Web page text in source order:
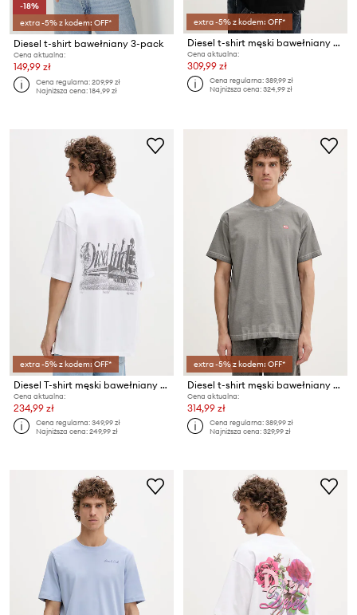
-18%
extra -5% z kodem: OFF*
Diesel t-shirt bawełniany 3-pack
Cena aktualna:
149,99 zł
Cena regularna:209,99 zł
Najniższa cena:184,99 zł
extra -5% z kodem: OFF*
Diesel t-shirt męski bawełniany T-BOGGY-V4
Cena aktualna:
309,99 zł
Cena regularna:389,99 zł
Najniższa cena:324,99 zł
extra -5% z kodem: OFF*
Diesel T-shirt męski bawełniany T-BOGGY-V2
Cena aktualna:
234,99 zł
Cena regularna:349,99 zł
Najniższa cena:249,99 zł
extra -5% z kodem: OFF*
Diesel t-shirt męski bawełniany T-NORM-T7
Cena aktualna:
314,99 zł
Cena regularna:389,99 zł
Najniższa cena:329,99 zł